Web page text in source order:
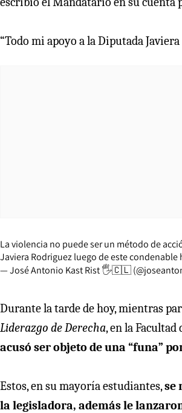
“Todo mi apoyo a la Diputada
La violencia no puede ser un método de
Javiera Rodriguez luego de este condenable
— José Antonio Kast Rist 🖐️🇨🇱
Durante la tarde de hoy, mientras
Liderazgo de Derecha, en la Facultad
acusó ser objeto de una “funa”
Estos, en su mayoría estudiantes,se
la legisladora, además le